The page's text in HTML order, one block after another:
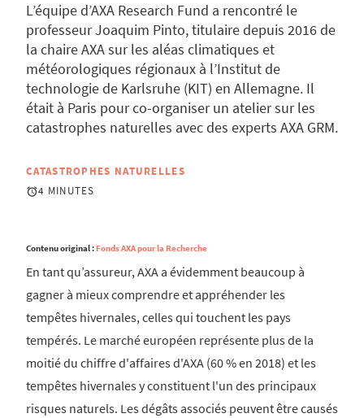
L’équipe d’AXA Research Fund a rencontré le
professeur Joaquim Pinto, titulaire depuis 2016 de
la chaire AXA sur les aléas climatiques et
météorologiques régionaux à l’Institut de
technologie de Karlsruhe (KIT) en Allemagne. Il
était à Paris pour co-organiser un atelier sur les
catastrophes naturelles avec des experts AXA GRM.
CATASTROPHES NATURELLES
4 MINUTES
Contenu original :Fonds AXA pour la Recherche
En tant qu’assureur, AXA a évidemment beaucoup à
gagner à mieux comprendre et appréhender les
tempêtes hivernales, celles qui touchent les pays
tempérés. Le marché européen représente plus de la
moitié du chiffre d'affaires d'AXA (60 % en 2018) et les
tempêtes hivernales y constituent l'un des principaux
risques naturels. Les dégâts associés peuvent être causés